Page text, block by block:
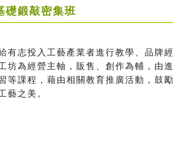
礎鍛敲密集班
有志投入工藝產業者進行教學、品牌經
坊為經營主軸，販售、創作為輔，由進
等課程，藉由相關教育推廣活動，鼓勵